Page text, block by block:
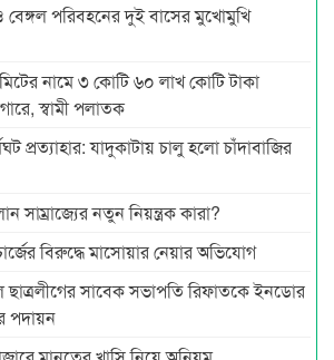
পরিবহনের দুই বাসের মুখোমুখি
নামে ৩ কোটি ৬০ লাখ কোটি টাকা
স্বামী পলাতক
প্রত্যাহার: যাদুকাটায় চালু হলো চাঁদাবাজির
সাম্রাজ্যের নতুন নিয়ন্ত্রক কারা?
বিরুদ্ধে মাসোয়ার নেয়ার অভিযোগ
ছাত্রলীগের সাবেক সভাপতি রিফাতকে ইনডোর
পদায়ন